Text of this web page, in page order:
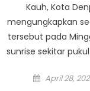
Kauh, Kota
mengungkapkan
tersebut pada
sunrise sekitar
Posted
April 28,